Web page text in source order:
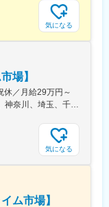
昇給を導入しており
関して重きを置いて
という役職もありキ
最初のご提案を事務
を持っていただくな
を支給しておりま
気になる
場】
休／月給29万円～
【全国29拠点のいずれか】■首都圏／東京、神奈川、埼玉、千葉■関東／栃木、群馬■関西／大阪、兵庫、京都■中部／愛知■北信越／新潟■東北／福島■中四国／岡山、広島■九州／福岡※詳細住所は「勤務地一覧」からご確認いただけます※受動喫煙対策：屋内全面禁煙※U・Iターン支援あり（社宅制度など）★：総合職の募集━━━全国転勤を含む総合職での募集です。4年程度のサイクルで支店や部署を異動し、経験を積み重ねながらキャリアを進んでいきます。定例で行う上長との面談で「マネジメントを目指したい」「経験を活かして人事へキャリアチェンジしたい」などの希望を出すことが可能です。日頃から上司との距離も近く、個人の働きっぷりがよく見える環境。希望や適性、これからに対する期待などに応じて、最適な配属を行っています。◎社宅制度、引っ越し費用負担があり、生活の不安なく経験の幅を広げていただけます。
気になる
ム市場】